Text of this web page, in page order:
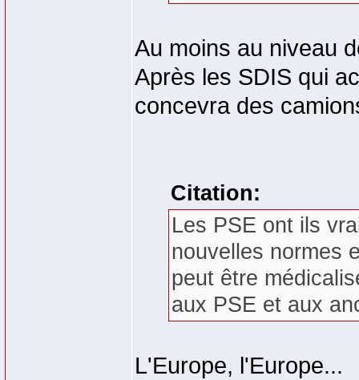
Au moins au niveau
Après les SDIS qui
concevra des
Citation:
Les PSE ont ils
nouvelles normes
peut être
aux PSE et aux
L'Europe, l'Europe...